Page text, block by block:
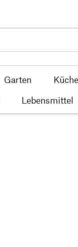
Garten Küche
Lebensmittel